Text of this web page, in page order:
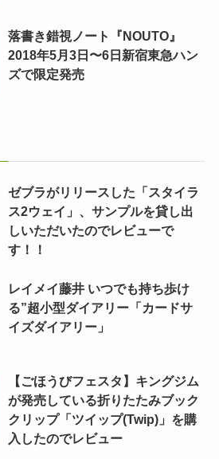
落書き錯視ノート『NOUTO』
2018年5月3日〜6日新宿東急ハン
ズで限定発売
ゼブラがリリースした「スタイラ
ス2ウェイ」、サンプルを貸し出
しいただいたのでレビューで
す！！
レイメイ藤井 いつでも持ち歩け
る”超小型ダイアリー「カードサ
イズダイアリー」
【ごほうびフェスタ】キングジム
が発売している折りたたみブック
クリップ「ツイップ(Twip)」を購
入したのでレビュー